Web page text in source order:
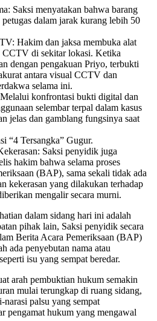
Saksi menyatakan bahwa barang
dalam jarak kurang lebih 50
Hakim dan jaksa membuka alat
CCTV di sekitar lokasi. Ketika
dengan pengakuan Priyo, terbukti
antara visual CCTV dan
selama ini.
konfrontasi bukti digital dan
selembar terpal dalam kasus
jelas dan gamblang fungsinya saat
“4 Tersangka” Gugur.
Saksi penyidik juga
hakim bahwa selama proses
(BAP), sama sekali tidak ada
kekerasan yang dilakukan terhadap
mengalir secara murni.
dalam sidang hari ini adalah
pihak lain, Saksi penyidik secara
Berita Acara Pemeriksaan (BAP)
ada penyebutan nama atau
isu yang sempat beredar.
arah pembuktian hukum semakin
mulai terungkap di ruang sidang,
narasi palsu yang sempat
pengamat hukum yang mengawal